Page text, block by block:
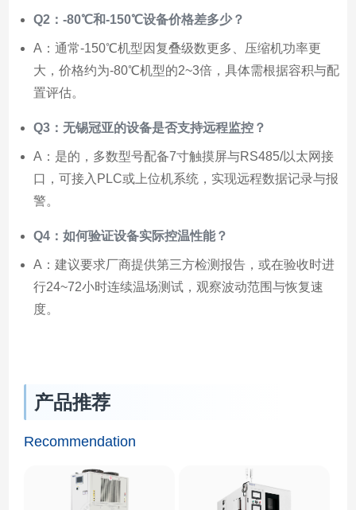
Q2：-80℃和-150℃设备价格差多少？
A：通常-150℃机型因复叠级数更多、压缩机功率更
大，价格约为-80℃机型的2~3倍，具体需根据容积与配
置评估。
Q3：无锡冠亚的设备是否支持远程监控？
A：是的，多数型号配备7寸触摸屏与RS485/以太网接
口，可接入PLC或上位机系统，实现远程数据记录与报
警。
Q4：如何验证设备实际控温性能？
A：建议要求厂商提供第三方检测报告，或在验收时进
行24~72小时连续温场测试，观察波动范围与恢复速
度。
产品推荐
Recommendation